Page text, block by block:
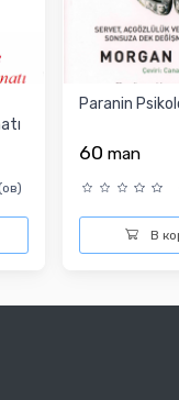
Paranin
60 man
В